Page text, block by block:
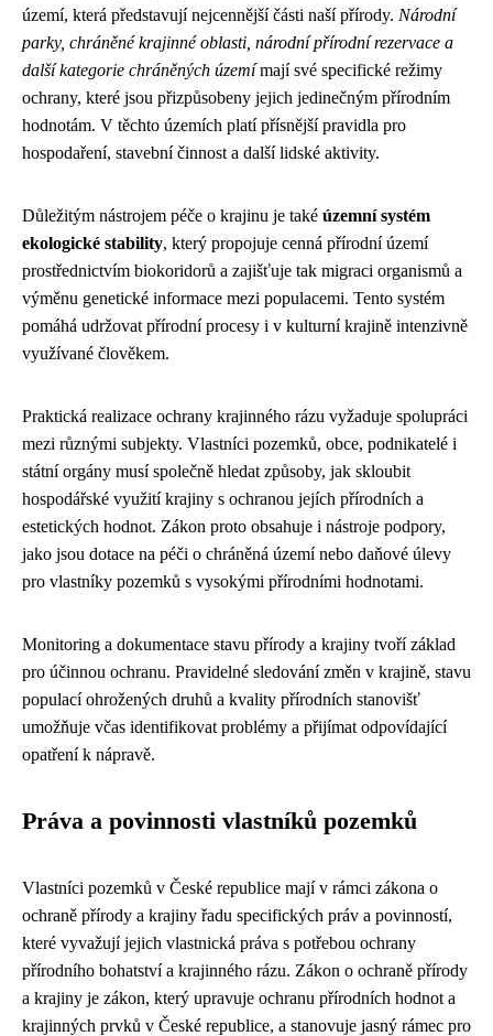
území, která představují nejcennější části naší přírody. Národní
parky, chráněné krajinné oblasti, národní přírodní rezervace a
další kategorie chráněných územímají své specifické režimy
ochrany, které jsou přizpůsobeny jejich jedinečným přírodním
hodnotám. V těchto územích platí přísnější pravidla pro
hospodaření, stavební činnost a další lidské aktivity.
Důležitým nástrojem péče o krajinu je také územní systém
ekologické stability, který propojuje cenná přírodní území
prostřednictvím biokoridorů a zajišťuje tak migraci organismů a
výměnu genetické informace mezi populacemi. Tento systém
pomáhá udržovat přírodní procesy i v kulturní krajině intenzivně
využívané člověkem.
Praktická realizace ochrany krajinného rázu vyžaduje spolupráci
mezi různými subjekty. Vlastníci pozemků, obce, podnikatelé i
státní orgány musí společně hledat způsoby, jak skloubit
hospodářské využití krajiny s ochranou jejích přírodních a
estetických hodnot. Zákon proto obsahuje i nástroje podpory,
jako jsou dotace na péči o chráněná území nebo daňové úlevy
pro vlastníky pozemků s vysokými přírodními hodnotami.
Monitoring a dokumentace stavu přírody a krajiny tvoří základ
pro účinnou ochranu. Pravidelné sledování změn v krajině, stavu
populací ohrožených druhů a kvality přírodních stanovišť
umožňuje včas identifikovat problémy a přijímat odpovídající
opatření k nápravě.
Práva a povinnosti vlastníků pozemků
Vlastníci pozemků v České republice mají v rámci zákona o
ochraně přírody a krajiny řadu specifických práv a povinností,
které vyvažují jejich vlastnická práva s potřebou ochrany
přírodního bohatství a krajinného rázu. Zákon o ochraně přírody
a krajiny je zákon, který upravuje ochranu přírodních hodnot a
krajinných prvků v České republice, a stanovuje jasný rámec pro